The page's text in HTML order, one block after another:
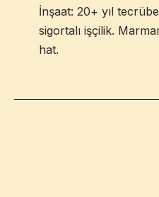
İnşaat: 20+ yıl
sigortalı işçilik.
hat.